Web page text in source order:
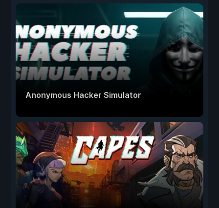
Anonymous Hacker Simulator